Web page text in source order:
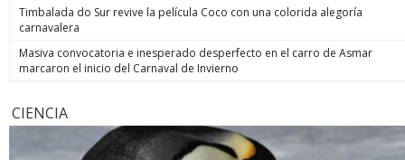
Timbalada do Sur revive la película Coco con una colorida alegoría
carnavalera
Masiva convocatoria e inesperado desperfecto en el carro de Asmar
marcaron el inicio del Carnaval de Invierno
CIENCIA